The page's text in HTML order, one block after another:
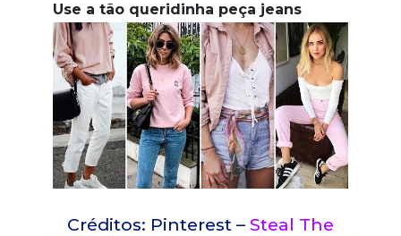
Use a tão queridinha peça jeans
Créditos: Pinterest – Steal The